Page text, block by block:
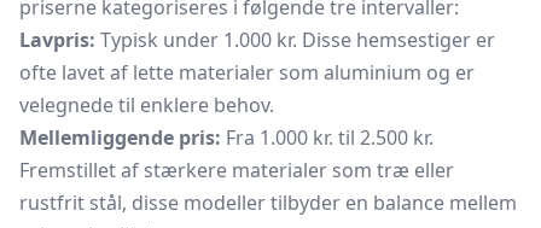
priserne kategoriseres i følgende tre intervaller:
Lavpris: Typisk under 1.000 kr. Disse hemsestiger er
ofte lavet af lette materialer som aluminium og er
velegnede til enklere behov.
Mellemliggende pris: Fra 1.000 kr. til 2.500 kr.
Fremstillet af stærkere materialer som træ eller
rustfrit stål, disse modeller tilbyder en balance mellem